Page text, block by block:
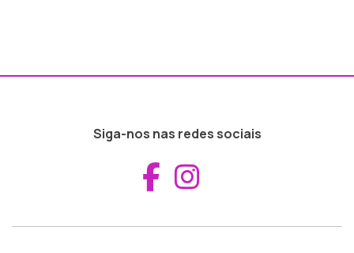
Siga-nos nas redes sociais
Aceder ao